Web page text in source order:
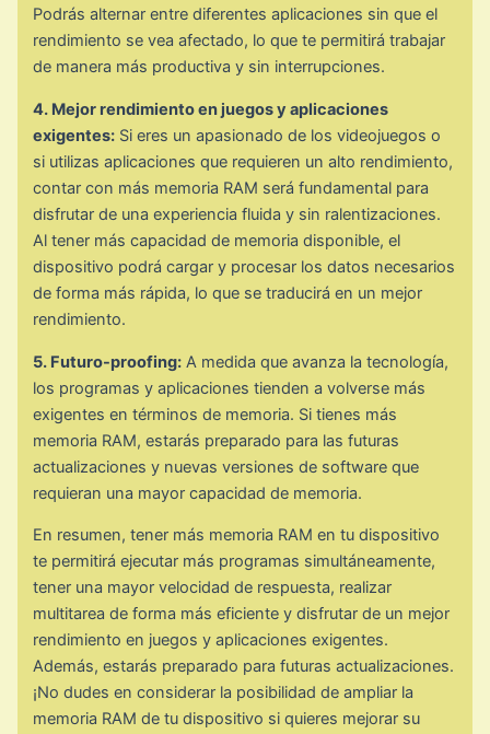
Podrás alternar entre diferentes aplicaciones sin que el
rendimiento se vea afectado, lo que te permitirá trabajar
de manera más productiva y sin interrupciones.
4. Mejor rendimiento en juegos y aplicaciones
exigentes: Si eres un apasionado de los videojuegos o
si utilizas aplicaciones que requieren un alto rendimiento,
contar con más memoria RAM será fundamental para
disfrutar de una experiencia fluida y sin ralentizaciones.
Al tener más capacidad de memoria disponible, el
dispositivo podrá cargar y procesar los datos necesarios
de forma más rápida, lo que se traducirá en un mejor
rendimiento.
5. Futuro-proofing: A medida que avanza la tecnología,
los programas y aplicaciones tienden a volverse más
exigentes en términos de memoria. Si tienes más
memoria RAM, estarás preparado para las futuras
actualizaciones y nuevas versiones de software que
requieran una mayor capacidad de memoria.
En resumen, tener más memoria RAM en tu dispositivo
te permitirá ejecutar más programas simultáneamente,
tener una mayor velocidad de respuesta, realizar
multitarea de forma más eficiente y disfrutar de un mejor
rendimiento en juegos y aplicaciones exigentes.
Además, estarás preparado para futuras actualizaciones.
¡No dudes en considerar la posibilidad de ampliar la
memoria RAM de tu dispositivo si quieres mejorar su